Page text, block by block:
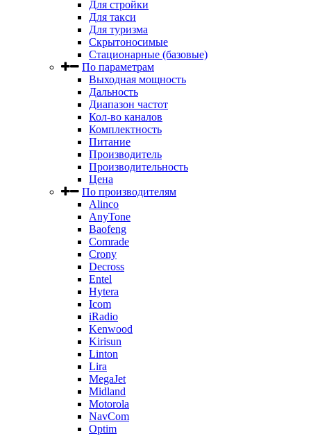
Для стройки
Для такси
Для туризма
Скрытоносимые
Стационарные (базовые)
По параметрам
Выходная мощность
Дальность
Диапазон частот
Кол-во каналов
Комплектность
Питание
Производитель
Производительность
Цена
По производителям
Alinco
AnyTone
Baofeng
Comrade
Crony
Decross
Entel
Hytera
Icom
iRadio
Kenwood
Kirisun
Linton
Lira
MegaJet
Midland
Motorola
NavCom
Optim